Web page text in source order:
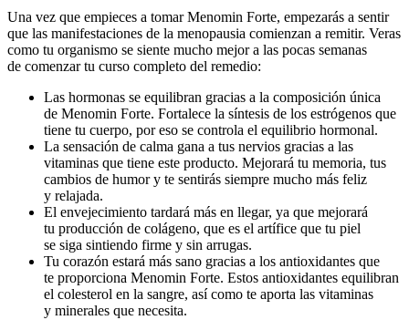
Una vez que empieces a tomar Menomin Forte, empezarás a sentir
que las manifestaciones de la menopausia comienzan a remitir. Veras
como tu organismo se siente mucho mejor a las pocas semanas
de comenzar tu curso completo del remedio:
Las hormonas se equilibran gracias a la composición única
de Menomin Forte. Fortalece la síntesis de los estrógenos que
tiene tu cuerpo, por eso se controla el equilibrio hormonal.
La sensación de calma gana a tus nervios gracias a las
vitaminas que tiene este producto. Mejorará tu memoria, tus
cambios de humor y te sentirás siempre mucho más feliz
y relajada.
El envejecimiento tardará más en llegar, ya que mejorará
tu producción de colágeno, que es el artífice que tu piel
se siga sintiendo firme y sin arrugas.
Tu corazón estará más sano gracias a los antioxidantes que
te proporciona Menomin Forte. Estos antioxidantes equilibran
el colesterol en la sangre, así como te aporta las vitaminas
y minerales que necesita.